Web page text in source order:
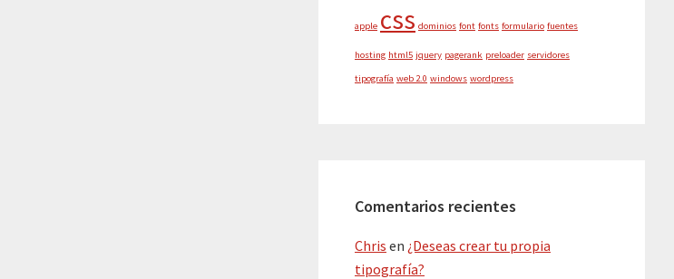
apple css dominios font fonts formulario fuentes
hosting html5 jquery pagerank preloader servidores
tipografía web 2.0 windows wordpress
Comentarios recientes
Chris en ¿Deseas crear tu propia
tipografía?